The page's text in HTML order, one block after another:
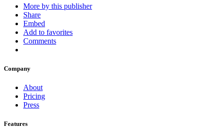
More by this publisher
Share
Embed
Add to favorites
Comments
Company
About
Pricing
Press
Features